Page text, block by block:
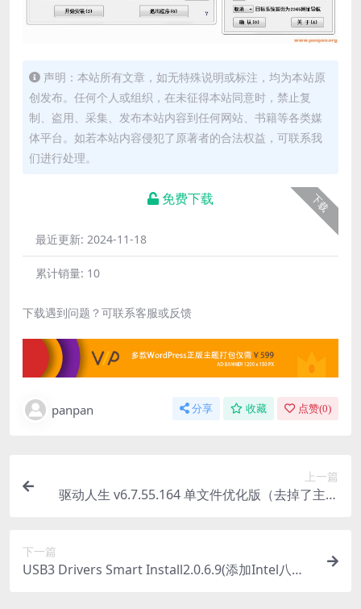
声明：本站所有文章，如无特殊说明或标注，均为本站原
创发布。任何个人或组织，在未征得本站同意时，禁止复
制、盗用、采集、发布本站内容到任何网站、书籍等各类媒
体平台。如若本站内容侵犯了原著者的合法权益，可联系我
们进行处理。
下载
免费下载
最近更新: 2024-11-18
累计销量: 10
下载遇到问题？可联系客服或反馈
panpan 分享 收藏 点赞(0)
上一篇
驱动人生 v6.7.55.164 单文件优化版（去掉了主界
下一篇
USB3 Drivers Smart Install2.0.6.9(添加Intel八代